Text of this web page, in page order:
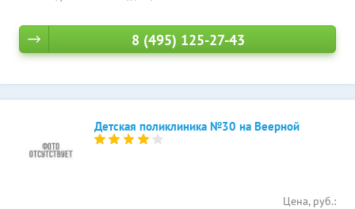
8 (495) 125-27-43
Детская поликлиника №30 на Веерной
Цена, руб.: